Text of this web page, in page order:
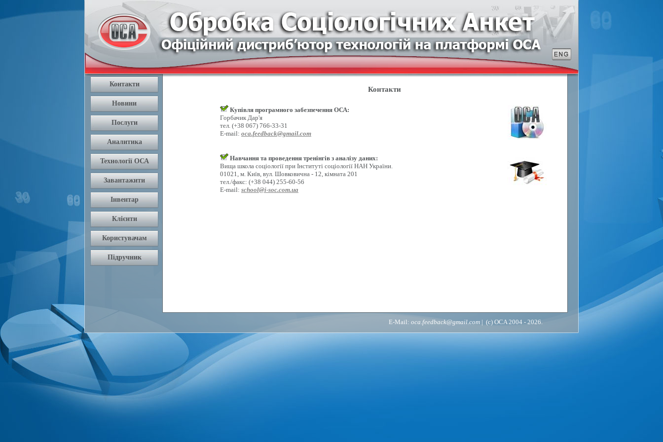
Контакти
Купівля програмного забезпечення ОСА:
Горбачик Дар'я
тел. (+38 067) 766-33-31
E-mail: oca.feedback@gmail.com
Навчання та проведення тренінгів з аналізу даних:
Вища школа соціології при Інституті соціології НАН України.
01021, м. Київ, вул. Шовковична - 12, кімната 201
тел./факс: (+38 044) 255-60-56
E-mail: school@i-soc.com.ua
E-Mail: oca.feedback@gmail.com | (c) OCA 2004 - 2026.